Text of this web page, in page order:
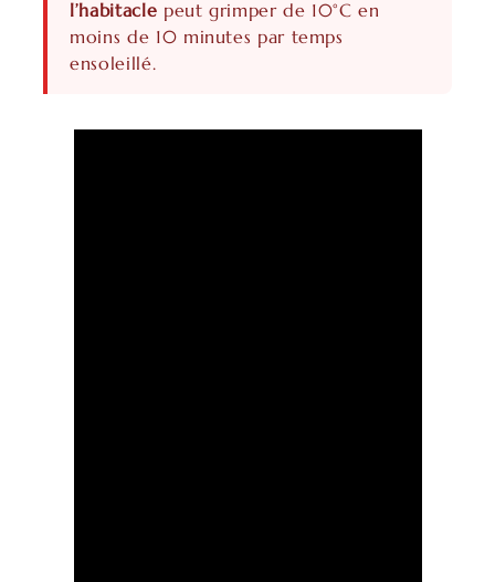
l’habitacle peut grimper de 10°C en
moins de 10 minutes par temps
ensoleillé.